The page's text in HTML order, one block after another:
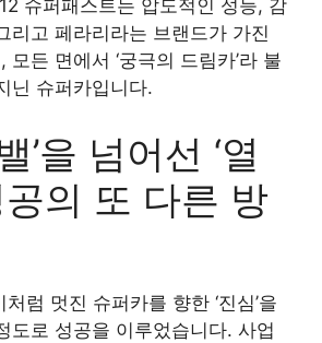
슈퍼패스트는 압도적인 성능, 감
리고 페라리라는 브랜드가 가진
모든 면에서 ‘궁극의 드림카’라 불
닌 슈퍼카입니다.
’을 넘어선 ‘열
공의 또 다른 방
럼 멋진 슈퍼카를 향한 ‘진심’을
도로 성공을 이루었습니다. 사업